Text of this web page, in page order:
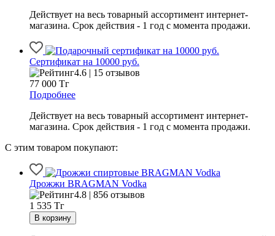
Действует на весь товарный ассортимент интернет-
магазина. Срок действия - 1 год с момента продажи.
Сертификат на 10000 руб.
4.6 | 15 отзывов
77 000 Тг
Подробнее
Действует на весь товарный ассортимент интернет-
магазина. Срок действия - 1 год с момента продажи.
С этим товаром покупают:
Дрожжи BRAGMAN Vodka
4.8 | 856 отзывов
1 535 Тг